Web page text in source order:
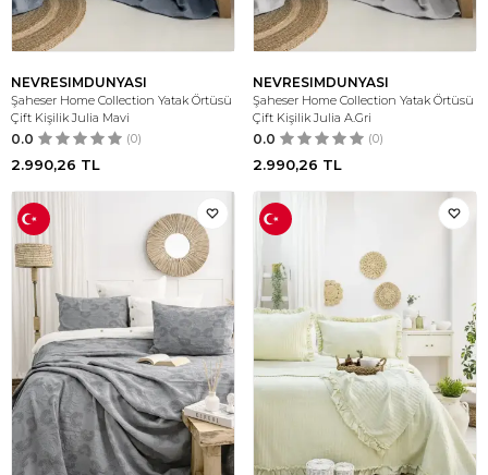
NEVRESIMDUNYASI
Şaheser Home Collection Yatak Örtüsü
Çift Kişilik Julia Mavi
0.0 (0)
2.990,26 TL
NEVRESIMDUNYASI
Şaheser Home Collection Yatak Örtüsü
Çift Kişilik Julia A.Gri
0.0 (0)
2.990,26 TL